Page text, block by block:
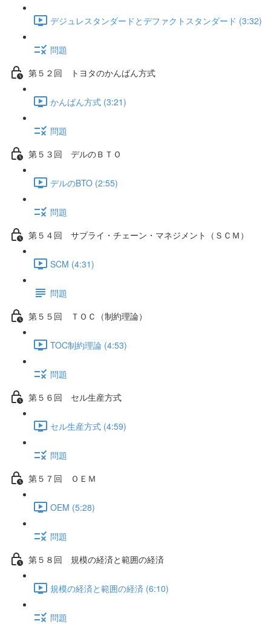
デジュレスタンダードとデファクトスタンダード (3:32)
問題
第５２回 トヨタのかんばん方式
かんばん方式 (3:21)
問題
第５３回 デルのＢＴＯ
デルのBTO (2:55)
問題
第５４回 サプライ・チェーン・マネジメント（ＳＣＭ）
SCM (4:31)
問題
第５５回 ＴＯＣ（制約理論）
TOC制約理論 (4:53)
問題
第５６回 セル生産方式
セル生産方式 (4:59)
問題
第５７回 ＯＥＭ
OEM (5:28)
問題
第５８回 規模の経済と範囲の経済
規模の経済と範囲の経済 (6:10)
問題